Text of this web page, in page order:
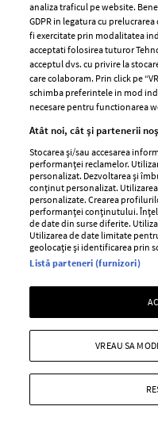
4 cupluri de zodii
prietenia într-o
ASTROLOGIE 30 iulie
Relația acestor perechi
profundă de prietenie,
într-o poveste de iubire.
+ MAI MULTE
analiza traficul pe website.
GDPR in legatura cu
fi exercitate prin modalitatea
acceptati folosirea tuturor
acceptul dvs. cu privire la
care colaboram. Prin click pe
schimba preferintele in mod
necesare pentru functionarea
Atât noi, cât și partenerii
Stocarea și/sau accesarea
performanței reclamelor.
personalizat. Dezvoltarea și
conținut personalizat.
personalizate. Crearea
performanței conținutului.
de date din surse diferite.
Utilizarea de date limitate
geolocație și identificarea prin
Listă parteneri (furnizori)
VREAU SA